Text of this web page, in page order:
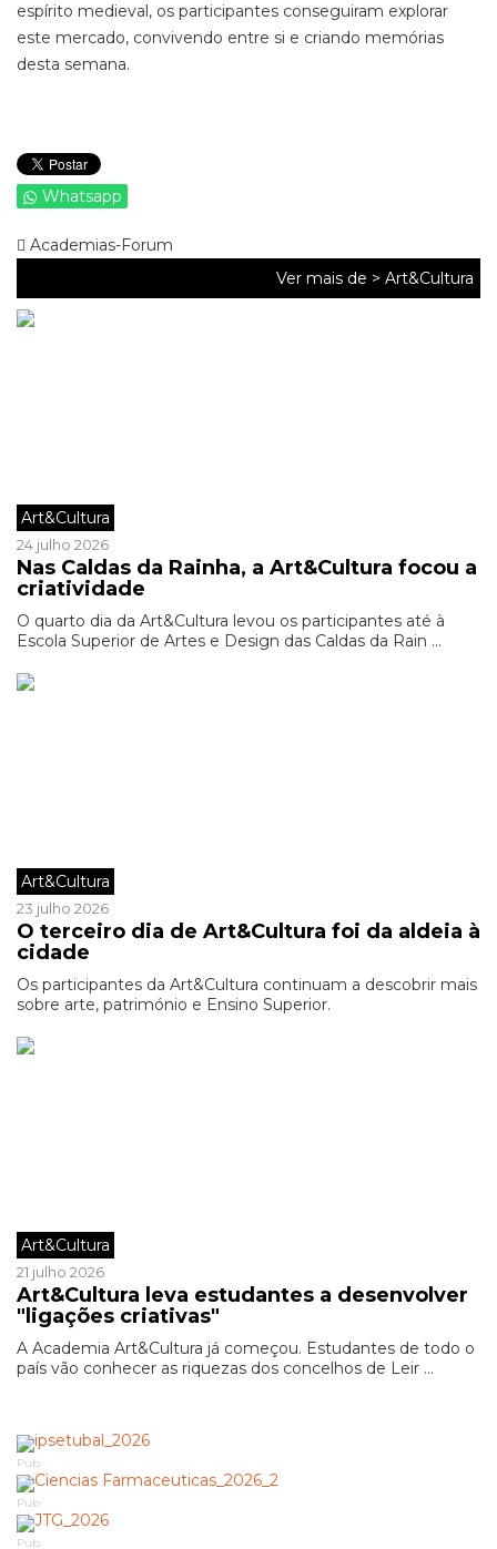
espírito medieval, os participantes conseguiram explorar
este mercado, convivendo entre si e criando memórias
desta semana.
Whatsapp
Academias-Forum
Ver mais de > Art&Cultura
Art&Cultura
24 julho 2026
Nas Caldas da Rainha, a Art&Cultura focou a
criatividade
O quarto dia da Art&Cultura levou os participantes até à
Escola Superior de Artes e Design das Caldas da Rain ...
Art&Cultura
23 julho 2026
O terceiro dia de Art&Cultura foi da aldeia à
cidade
Os participantes da Art&Cultura continuam a descobrir mais
sobre arte, património e Ensino Superior.
Art&Cultura
21 julho 2026
Art&Cultura leva estudantes a desenvolver
"ligações criativas"
A Academia Art&Cultura já começou. Estudantes de todo o
país vão conhecer as riquezas dos concelhos de Leir ...
Pub
Pub
Pub